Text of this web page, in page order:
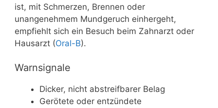
ist, mit Schmerzen, Brennen oder
unangenehmem Mundgeruch einhergeht,
empfiehlt sich ein Besuch beim Zahnarzt oder
Hausarzt (Oral-B).
Warnsignale
Dicker, nicht abstreifbarer Belag
Gerötete oder entzündete